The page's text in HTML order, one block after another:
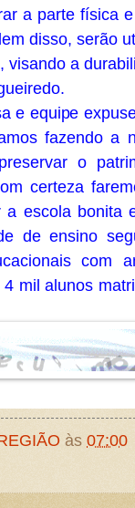
a parte física
disso, serão
visando a
e equipe
fazendo a
o
certeza
escola bonita
de ensino
com
mil alunos
às 07:00